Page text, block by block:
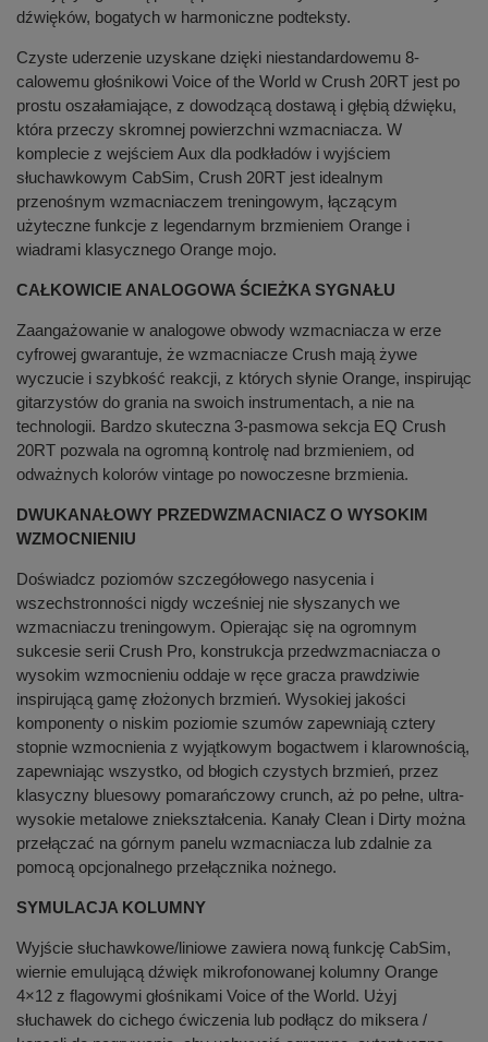
dźwięków, bogatych w harmoniczne podteksty.
Czyste uderzenie uzyskane dzięki niestandardowemu 8-
calowemu głośnikowi Voice of the World w Crush 20RT jest po
prostu oszałamiające, z dowodzącą dostawą i głębią dźwięku,
która przeczy skromnej powierzchni wzmacniacza. W
komplecie z wejściem Aux dla podkładów i wyjściem
słuchawkowym CabSim, Crush 20RT jest idealnym
przenośnym wzmacniaczem treningowym, łączącym
użyteczne funkcje z legendarnym brzmieniem Orange i
wiadrami klasycznego Orange mojo.
CAŁKOWICIE ANALOGOWA ŚCIEŻKA SYGNAŁU
Zaangażowanie w analogowe obwody wzmacniacza w erze
cyfrowej gwarantuje, że wzmacniacze Crush mają żywe
wyczucie i szybkość reakcji, z których słynie Orange, inspirując
gitarzystów do grania na swoich instrumentach, a nie na
technologii. Bardzo skuteczna 3-pasmowa sekcja EQ Crush
20RT pozwala na ogromną kontrolę nad brzmieniem, od
odważnych kolorów vintage po nowoczesne brzmienia.
DWUKANAŁOWY PRZEDWZMACNIACZ O WYSOKIM
WZMOCNIENIU
Doświadcz poziomów szczegółowego nasycenia i
wszechstronności nigdy wcześniej nie słyszanych we
wzmacniaczu treningowym. Opierając się na ogromnym
sukcesie serii Crush Pro, konstrukcja przedwzmacniacza o
wysokim wzmocnieniu oddaje w ręce gracza prawdziwie
inspirującą gamę złożonych brzmień. Wysokiej jakości
komponenty o niskim poziomie szumów zapewniają cztery
stopnie wzmocnienia z wyjątkowym bogactwem i klarownością,
zapewniając wszystko, od błogich czystych brzmień, przez
klasyczny bluesowy pomarańczowy crunch, aż po pełne, ultra-
wysokie metalowe zniekształcenia. Kanały Clean i Dirty można
przełączać na górnym panelu wzmacniacza lub zdalnie za
pomocą opcjonalnego przełącznika nożnego.
SYMULACJA KOLUMNY
Wyjście słuchawkowe/liniowe zawiera nową funkcję CabSim,
wiernie emulującą dźwięk mikrofonowanej kolumny Orange
4×12 z flagowymi głośnikami Voice of the World. Użyj
słuchawek do cichego ćwiczenia lub podłącz do miksera /